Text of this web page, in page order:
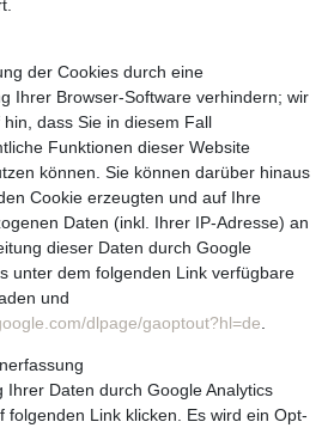
der Cookies durch eine
Ihrer Browser-Software verhindern; wir
dass Sie in diesem Fall
Funktionen dieser Website
können. Sie können darüber hinaus
Cookie erzeugten und auf Ihre
Daten (inkl. Ihrer IP-Adresse) an
dieser Daten durch Google
unter dem folgenden Link verfügbare
und
dlpage/gaoptout?hl=de
Ihrer Daten durch Google Analytics
folgenden Link klicken. Es wird ein Opt-